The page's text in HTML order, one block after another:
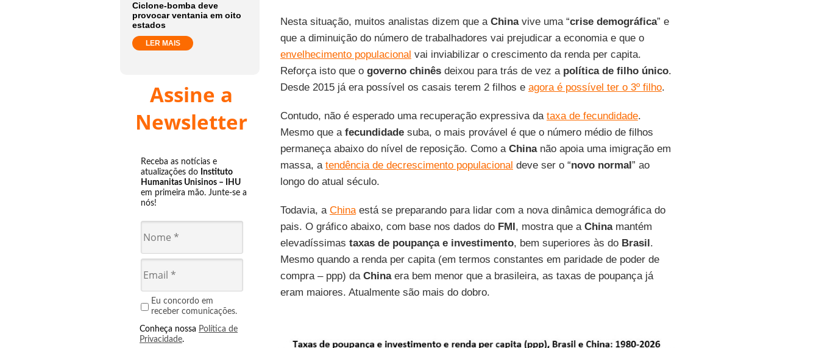
Ciclone-bomba deve
provocar ventania em oito
estados
LER MAIS
Assine a
Newsletter
Receba as notícias e
atualizações do Instituto
Humanitas Unisinos – IHU
em primeira mão. Junte-se a
nós!
Eu concordo em
receber comunicações.
Conheça nossa Política de
Privacidade.
Nesta situação, muitos analistas dizem que a Chinavive uma “crise demográfica” e
que a diminuição do número de trabalhadores vai prejudicar a economia e que o
envelhecimento populacional vai inviabilizar o crescimento da renda per capita.
Reforça isto que o governo chinêsdeixou para trás de vez a política de filho único.
Desde 2015 já era possível os casais terem 2 filhos e agora é possível ter o 3º filho.
Contudo, não é esperado uma recuperação expressiva da taxa de fecundidade.
Mesmo que a fecundidadesuba, o mais provável é que o número médio de filhos
permaneça abaixo do nível de reposição. Como a Chinanão apoia uma imigração em
massa, a tendência de decrescimento populacional deve ser o “novo normal” ao
longo do atual século.
Todavia, a Chinaestá se preparando para lidar com a nova dinâmica demográfica do
pais. O gráfico abaixo, com base nos dados do FMI, mostra que a Chinamantém
elevadíssimas taxas de poupança e investimento, bem superiores às do Brasil.
Mesmo quando a renda per capita (em termos constantes em paridade de poder de
compra – ppp) da Chinaera bem menor que a brasileira, as taxas de poupança já
eram maiores. Atualmente são mais do dobro.